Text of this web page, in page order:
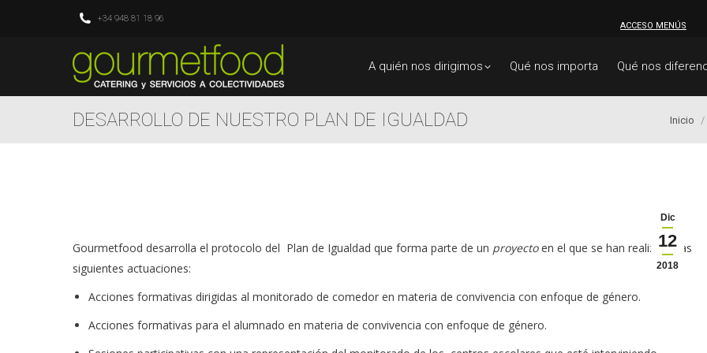
+34 948 81 18 96
ACCESO MENÚS
A quién nos dirigimos Qué nos importa Qué nos
DESARROLLO DE NUESTRO PLAN DE IGUALDAD Estás
Inicio
Dic
12
2018
Gourmetfood desarrolla el protocolo del Plan de Igualdad que forma parte de un proyectoen el que se han realizado las
siguientes actuaciones:
Acciones formativas dirigidas al monitorado de comedor en materia de convivencia con enfoque de género.
Acciones formativas para el alumnado en materia de convivencia con enfoque de género.